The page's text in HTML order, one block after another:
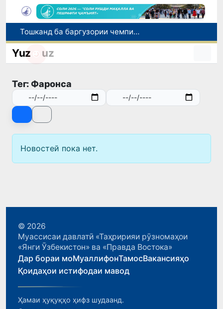
Тошканд ба баргузории чемпионати Осиё оид ба вазнабардорӣ омодагӣ мебинад
Шаҳрвандони Ӯзбекистон метавонанд дар доираи барномаи H-2A ба корҳои мавсимии кишоварзӣ дар ИМА сафарбар шаванд
Дар Қашқадарё анҷумани байналмилалии экологӣ бо иштироки ҷавонон аз нӯҳ кишвар баргузор мешавад
Yuz uz
Тег: Фаронса
Новостей пока нет.
© 2026
Муассисаи давлатӣ «Таҳририяи рӯзномаҳои
«Янги Ӯзбекистон» ва «Правда Востока»
Дар бораи моМуаллифонТамосВакансияҳо
Қоидаҳои истифодаи мавод
Ҳамаи ҳуқуқҳо ҳифз шудаанд.